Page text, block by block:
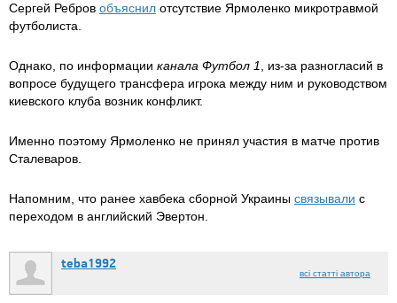
Сергей Ребров объяснил отсутствие Ярмоленко микротравмой
футболиста.
Однако, по информации канала Футбол 1, из-за разногласий в
вопросе будущего трансфера игрока между ним и руководством
киевского клуба возник конфликт.
Именно поэтому Ярмоленко не принял участия в матче против
Сталеваров.
Напомним, что ранее хавбека сборной Украины связывали с
переходом в английский Эвертон.
teba1992
всі статті автора